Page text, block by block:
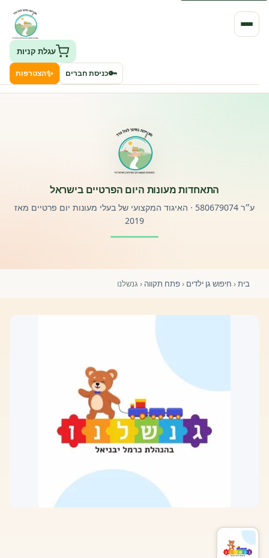
רישוי וחקיקה
פורטל לוח מודעות דרושים עובדים
חנות עזרים ומוצרים
עגלת קניות
🔑כניסת חברים ✨הצטרפות
התאחדות מעונות היום הפרטיים בישראל
ע״ר 580679074 · האיגוד המקצועי של בעלי מעונות יום פרטיים מאז
2019
בית‹ חיפוש גן ילדים ‹פתח תקווה ‹ גנשלנו